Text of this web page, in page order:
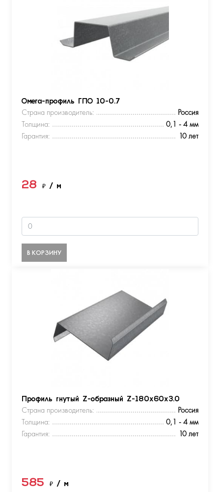
Омега-профиль ГПО 10-0.7
Страна производитель:
Россия
Толщина:
0,1 - 4 мм
Гарантия:
10 лет
28 ₽ / м
В КОРЗИНУ
Профиль гнутый Z-образный Z-180х60х3.0
Страна производитель:
Россия
Толщина:
0,1 - 4 мм
Гарантия:
10 лет
585 ₽ / м